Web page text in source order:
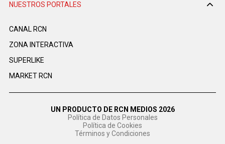
NUESTROS PORTALES
CANAL RCN
ZONA INTERACTIVA
SUPERLIKE
MARKET RCN
UN PRODUCTO DE RCN MEDIOS 2026
Política de Datos Personales
Política de Cookies
Términos y Condiciones